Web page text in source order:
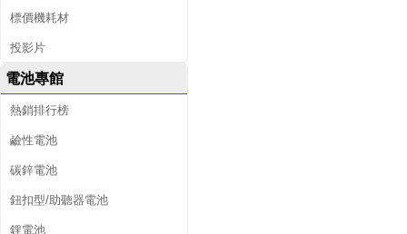
標價機耗材
投影片
電池專館
熱銷排行榜
鹼性電池
碳鋅電池
鈕扣型/助聽器電池
鋰電池